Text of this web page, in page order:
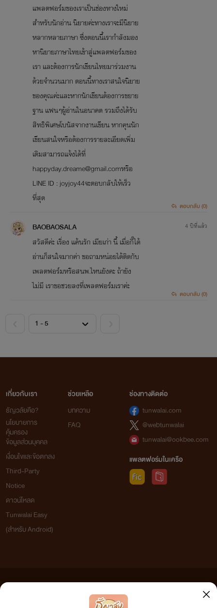
แพลตฟอร์มของเราเป็นช่องทางใหม่
สำหรับนักอ่าน นิยายค่ะทางเราจะมีนิยาย
หลากหลายภาษา ซึ่งตอนนี้เรากำลังมอง
หานิยายภาษาไทยเข้าสู่แพลตฟอร์มของ
เรา และต้องการนักเขียนไทยมาร่วมงาน
ด้วยจำนวนมาก ตอนนี้ทางเราสนใจนิยาย
ของคุณค่ะและหากนักเขียนต้องการขยาย
ฐาน แฟนๆผู้อ่านในอนาคต รวมถึงได้รับ
สิทธิพิเศษโบนัสจากงานเขียน หากคุนนัก
เขียนสนใจหรือต้องการรายละเอียดเพิ่ม
เติมสามารถแจ้งได้ที่
happyday.dreame@gmail.comหรือ
LINE ID : joyjoy44จะตอบกลับให้เร็ว
ที่สุด
ตอบกลับ (0)
BAOBAOSALA
สวัสดีค่ะ เรื่อง แค้นรัก เมียเก่า นี้ เมื่อกี๊ได้
อ่านก็สนใจมากค่า ขอถามหน่อยได้ติดกับ
เพลตฟอร์มหรือสนพ.ไหนยังคะ ถ้ายัง
ไม่มี เราขอชวยลงที่เพลตฟอร์มเราค่ะ
4 ปีที่แล้ว
ตอบกลับ (0)
เกี่ยวกับเรา
ธัญวลัยคือ?
นโยบายการ
คุ้มครอง
ข้อมูลส่วนบุคคล
เงื่อนไขและข้อตกลง
Third-Party
Notice
ดาวน์โหลด
Tunwalai Easy
(สำหรับ Android)
ช่วยเหลือ
บทความ
FAQ
ช่องทางติดต่อ
tunwalai.com
@webtunwalai
tunwalai@ookbee.com
แพลตฟอร์มในเครือ
เว็บไซต์แห่งนี้ไม่ได้เห็นด้วยและไม่ขอรับผิดชอบต่อข้อความใดๆ ทั้งสิ้น ดังนั้นผู้อ่านทุกท่านโปรดใช้